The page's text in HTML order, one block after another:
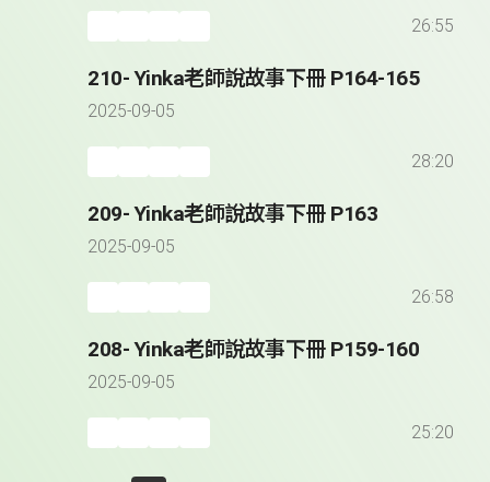
26:55
210- Yinka老師說故事下冊 P164-165
2025-09-05
28:20
209- Yinka老師說故事下冊 P163
2025-09-05
26:58
208- Yinka老師說故事下冊 P159-160
2025-09-05
25:20